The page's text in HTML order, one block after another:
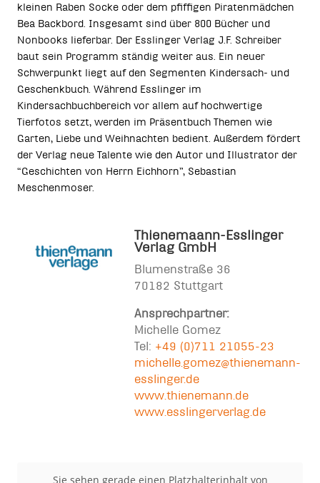
kleinen Raben Socke oder dem pfiffigen Piratenmädchen
Bea Backbord. Insgesamt sind über 800 Bücher und
Nonbooks lieferbar. Der Esslinger Verlag J.F. Schreiber
baut sein Programm ständig weiter aus. Ein neuer
Schwerpunkt liegt auf den Segmenten Kindersach- und
Geschenkbuch. Während Esslinger im
Kindersachbuchbereich vor allem auf hochwertige
Tierfotos setzt, werden im Präsentbuch Themen wie
Garten, Liebe und Weihnachten bedient. Außerdem fördert
der Verlag neue Talente wie den Autor und Illustrator der
“Geschichten von Herrn Eichhorn”, Sebastian
Meschenmoser.
Thienemaann-Esslinger
Verlag GmbH
Blumenstraße 36
70182 Stuttgart
Ansprechpartner:
Michelle Gomez
Tel: +49 (0)711 21055-23
michelle.gomez@thienemann-
esslinger.de
www.thienemann.de
www.esslingerverlag.de
Sie sehen gerade einen Platzhalterinhalt von